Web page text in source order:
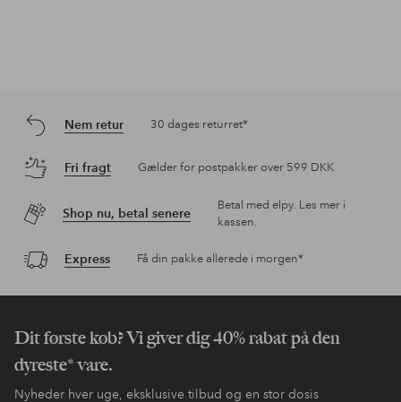
Nem retur 30 dages returret*
Fri fragt Gælder for postpakker over 599 DKK
Shop nu, betal senere
Betal med elpy. Les mer i
kassen.
Express Få din pakke allerede i morgen*
Dit første køb? Vi giver dig 40% rabat på den
dyreste* vare.
Nyheder hver uge, eksklusive tilbud og en stor dosis